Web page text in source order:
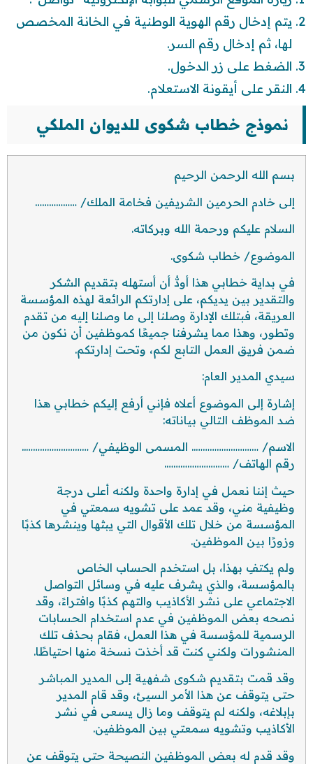
يتم إدخال رقم الهوية الوطنية في الخانة المخصص
لها، ثم إدخال رقم السر.
الضغط على زر الدخول.
النقر على أيقونة الاستعلام.
نموذج خطاب شكوى للديوان الملكي
بسم الله الرحمن الرحيم
إلى خادم الحرمين الشريفين فخامة الملك/ ………………
السلام عليكم ورحمة الله وبركاته.
الموضوع/ خطاب شكوى.
في بداية خطابي هذا أودُّ أن أستهله بتقديم الشكر
والتقدير بين يديكم، على إدارتكم الرائعة لهذه المؤسسة
العريقة، فبتلك الإدارة وصلنا إلى ما وصلنا إليه من تقدم
وتطور، وهذا مما يشرفنا جميعًا كموظفين أن نكون من
ضمن فريق العمل التابع لكم، وتحت إدارتكم.
سيدي المدير العام:
إشارة إلى الموضوع أعلاه فإني أرفع إليكم خطابي هذا
ضد الموظف التالي بياناته:
الاسم/ ……………………….. المسمى الوظيفي/ ………………………..
رقم الهاتف/ ……………………….
حيث إننا نعمل في إدارة واحدة ولكنه أعلى درجة
وظيفية مني، وقد عمد على تشويه سمعتي في
المؤسسة من خلال تلك الأقوال التي يبثها وينشرها كذبًا
وزورًا بين الموظفين.
ولم يكتفِ بهذا، بل استخدم الحساب الخاص
بالمؤسسة، والذي يشرف عليه في وسائل التواصل
الاجتماعي على نشر الأكاذيب والتهم كذبًا وافتراءً، وقد
نصحه بعض الموظفين في عدم استخدام الحسابات
الرسمية للمؤسسة في هذا العمل، فقام بحذف تلك
المنشورات ولكني كنت قد أخذت نسخة منها احتياطًا.
وقد قمت بتقديم شكوى شفهية إلى المدير المباشر
حتى يتوقف عن هذا الأمر السيئ، وقد قام المدير
بإبلاغه، ولكنه لم يتوقف وما زال يسعى في نشر
الأكاذيب وتشويه سمعتي بين الموظفين.
وقد قدم له بعض الموظفين النصيحة حتى يتوقف عن